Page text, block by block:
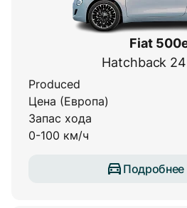
Fiat
Hatchback
Produced
Цена (Европа)
Запас хода
0-100 км/ч
Подробнее